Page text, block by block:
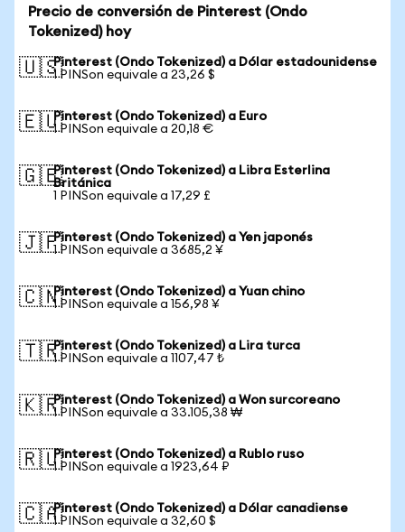
Precio de conversión de Pinterest (Ondo
Tokenized) hoy
🇺🇸Pinterest (Ondo Tokenized) a Dólar estadounidense
1 PINSon equivale a 23,26 $
🇪🇺Pinterest (Ondo Tokenized) a Euro
1 PINSon equivale a 20,18 €
🇬🇧Pinterest (Ondo Tokenized) a Libra Esterlina
Británica
1 PINSon equivale a 17,29 £
🇯🇵Pinterest (Ondo Tokenized) a Yen japonés
1 PINSon equivale a 3685,2 ¥
🇨🇳Pinterest (Ondo Tokenized) a Yuan chino
1 PINSon equivale a 156,98 ¥
🇹🇷Pinterest (Ondo Tokenized) a Lira turca
1 PINSon equivale a 1107,47 ₺
🇰🇷Pinterest (Ondo Tokenized) a Won surcoreano
1 PINSon equivale a 33.105,38 ₩
🇷🇺Pinterest (Ondo Tokenized) a Rublo ruso
1 PINSon equivale a 1923,64 ₽
🇨🇦Pinterest (Ondo Tokenized) a Dólar canadiense
1 PINSon equivale a 32,60 $